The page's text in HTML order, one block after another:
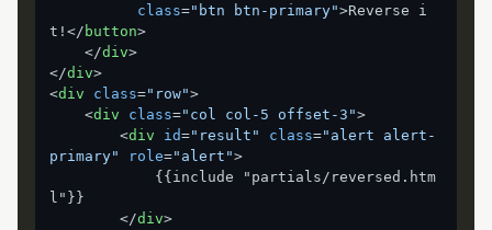
class="btn btn-primary">Reverse i
t! </ button>
</div>
</div>
<div class="row">
<div class="col col-5 offset-3">
<div id="result" class="alert alert-
primary"
role="alert">
l"}}
</div>